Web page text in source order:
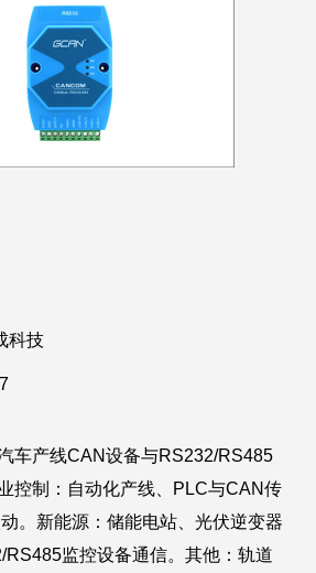
科技
车产线CAN设备与RS232/RS485
控制：自动化产线、PLC与CAN传
。新能源：储能电站、光伏逆变器
RS485监控设备通信。其他：轨道